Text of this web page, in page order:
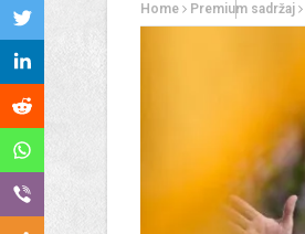
Home Premium sadržaj